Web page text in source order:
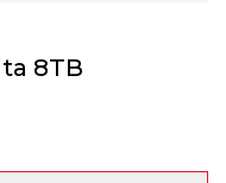
8TB